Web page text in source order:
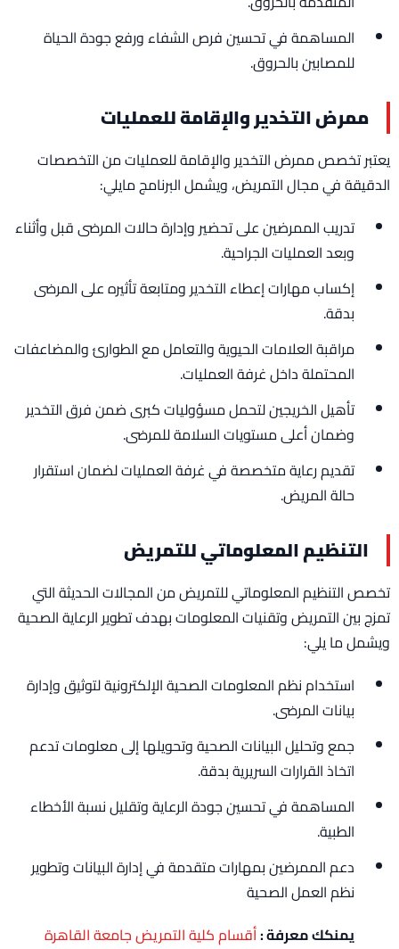
المساهمة في تحسين فرص الشفاء ورفع جودة الحياة
للمصابين بالحروق.
ممرض التخدير والإقامة للعمليات
يعتبر تخصص ممرض التخدير والإقامة للعمليات من التخصصات
الدقيقة في مجال التمريض، ويشمل البرنامج مايلي:
تدريب الممرضين على تحضير وإدارة حالات المرضى قبل وأثناء
وبعد العمليات الجراحية.
إكساب مهارات إعطاء التخدير ومتابعة تأثيره على المرضى
بدقة.
مراقبة العلامات الحيوية والتعامل مع الطوارئ والمضاعفات
المحتملة داخل غرفة العمليات.
تأهيل الخريجين لتحمل مسؤوليات كبرى ضمن فرق التخدير
وضمان أعلى مستويات السلامة للمرضى.
تقديم رعاية متخصصة في غرفة العمليات لضمان استقرار
حالة المريض.
التنظيم المعلوماتي للتمريض
تخصص التنظيم المعلوماتي للتمريض من المجالات الحديثة التي
تمزج بين التمريض وتقنيات المعلومات بهدف تطوير الرعاية الصحية
ويشمل ما يلي:
استخدام نظم المعلومات الصحية الإلكترونية لتوثيق وإدارة
بيانات المرضى.
جمع وتحليل البيانات الصحية وتحويلها إلى معلومات تدعم
اتخاذ القرارات السريرية بدقة.
المساهمة في تحسين جودة الرعاية وتقليل نسبة الأخطاء
الطبية.
دعم الممرضين بمهارات متقدمة في إدارة البيانات وتطوير
نظم العمل الصحية
يمنكك معرفة :أقسام كلية التمريض جامعة القاهرة